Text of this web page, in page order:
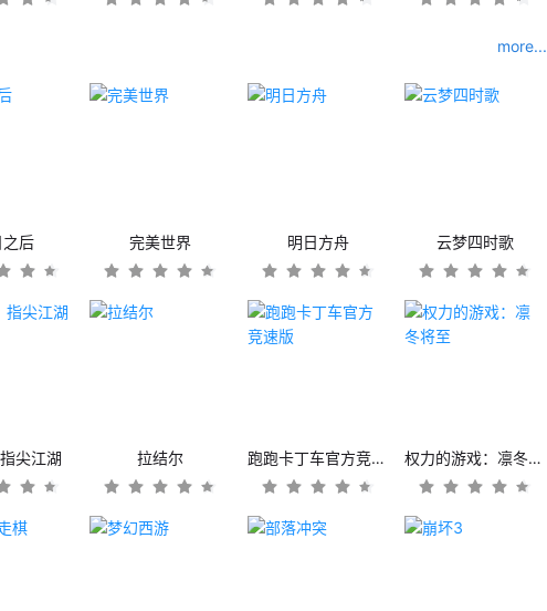
more...
后 完美世界 明日方舟 云梦四时歌
尖江湖 拉结尔 跑跑卡丁车官方竞速版 权力的游戏：凛冬将至